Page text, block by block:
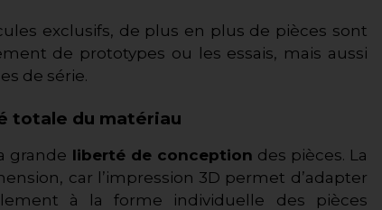
exclusifs, de plus en plus de pièces sont
de prototypes ou les essais, mais aussi
de série.
totale du matériau
grande liberté de conception des pièces. La
car l’impression 3D permet d’adapter
à la forme individuelle des pièces